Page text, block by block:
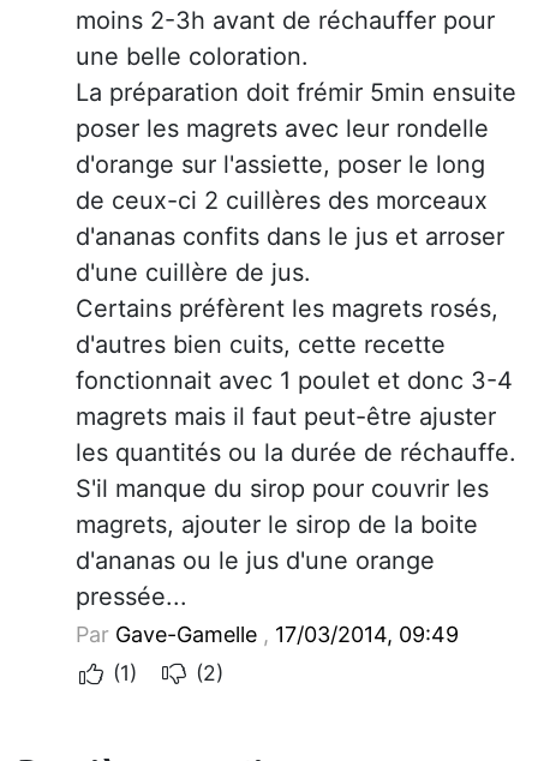
moins 2-3h avant de réchauffer pour
une belle coloration.
La préparation doit frémir 5min ensuite
poser les magrets avec leur rondelle
d'orange sur l'assiette, poser le long
de ceux-ci 2 cuillères des morceaux
d'ananas confits dans le jus et arroser
d'une cuillère de jus.
Certains préfèrent les magrets rosés,
d'autres bien cuits, cette recette
fonctionnait avec 1 poulet et donc 3-4
magrets mais il faut peut-être ajuster
les quantités ou la durée de réchauffe.
S'il manque du sirop pour couvrir les
magrets, ajouter le sirop de la boite
d'ananas ou le jus d'une orange
pressée...
Par Gave-Gamelle , 17/03/2014, 09:49
(1)
(2)